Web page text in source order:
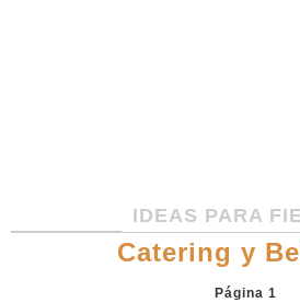
IDEAS PARA
Catering y
Página 1